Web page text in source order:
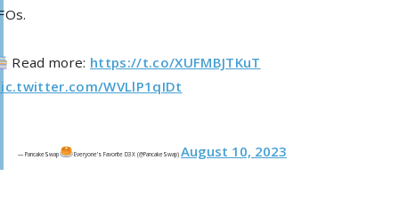
Read more: https://t.co/XUFMBJTKuT
WVLlP1qIDt
— PancakeSwap Everyone’s Favorite D3X (@PancakeSwap)August 10, 2023